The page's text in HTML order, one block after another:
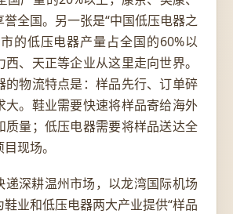
全国。另一张是“中国低压电器之
的低压电器产量占全国的60%以
、天正等企业从这里走向世界。
的物流特点是：样品先行、订单碎
大。鞋业需要快速将样品寄给海外
质量；低压电器需要将样品送达全
现场。
递深耕温州市场，以龙湾国际机场
业和低压电器两大产业提供“样品